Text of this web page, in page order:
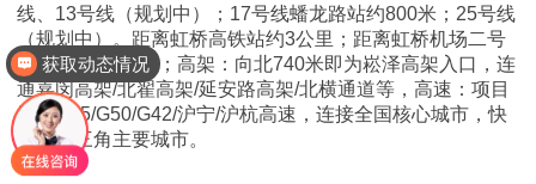
线、13号线（规划中）；17号线蟠龙路站约800米；25号线
（规划中）。距离虹桥高铁站约3公里；距离虹桥机场二号
航站楼约3.2公里；高架：向北740米即为崧泽高架入口，连
通嘉闵高架/北翟高架/延安路高架/北横通道等，高速：项目
周边G15/G50/G42/沪宁/沪杭高速，连接全国核心城市，快
速到长三角主要城市。
获取动态情况